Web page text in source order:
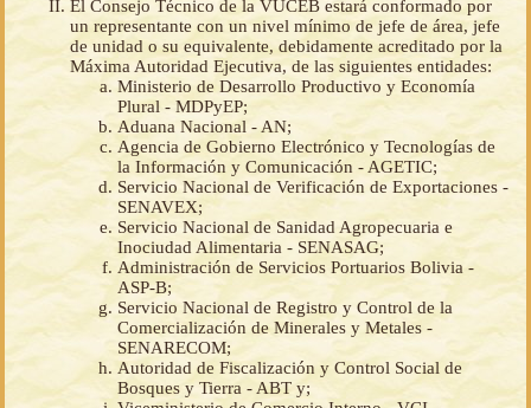
El Consejo Técnico de la VUCEB estará conformado por
un representante con un nivel mínimo de jefe de área, jefe
de unidad o su equivalente, debidamente acreditado por la
Máxima Autoridad Ejecutiva, de las siguientes entidades:
Ministerio de Desarrollo Productivo y Economía
Plural - MDPyEP;
Aduana Nacional - AN;
Agencia de Gobierno Electrónico y Tecnologías de
la Información y Comunicación - AGETIC;
Servicio Nacional de Verificación de Exportaciones -
SENAVEX;
Servicio Nacional de Sanidad Agropecuaria e
Inociudad Alimentaria - SENASAG;
Administración de Servicios Portuarios Bolivia -
ASP-B;
Servicio Nacional de Registro y Control de la
Comercialización de Minerales y Metales -
SENARECOM;
Autoridad de Fiscalización y Control Social de
Bosques y Tierra - ABT y;